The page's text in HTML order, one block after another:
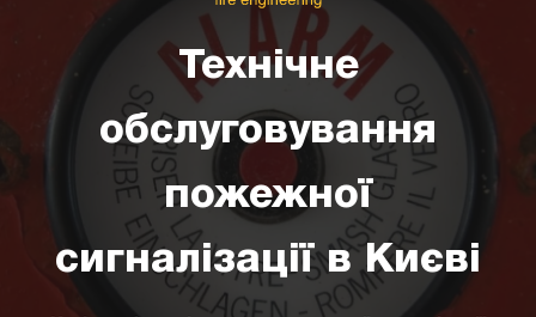
Технічне
обслуговування
пожежної
сигналізації в Києві